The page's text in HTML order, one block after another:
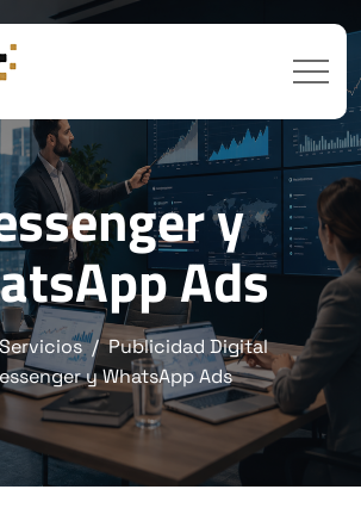
y
Ads
Servicios
Publicidad Digital
y WhatsApp Ads